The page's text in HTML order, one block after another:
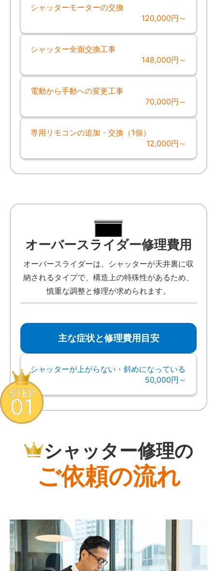
シャッターモーターの交換
120,000円～
シャッター全面交換工事
148,000円～
電動から手動への変更工事
70,000円～
専用リモコンの追加・交換（1個）
12,000円～
オーバースライダー修理費用
オーバースライダーは、シャッターが天井裏に収
納されるタイプで、構造上の特殊性があるため、
慎重な調整と修理が求められます。
主な症状と修理費用目安
シャッターが上がらない・斜めになっている
50,000円～
シャッター修理の
ご依頼の流れ
STEP
01